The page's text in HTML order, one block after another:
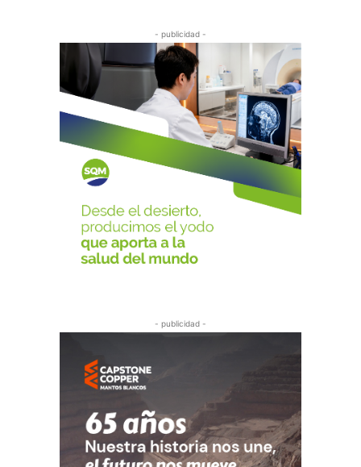
- publicidad -
- publicidad -